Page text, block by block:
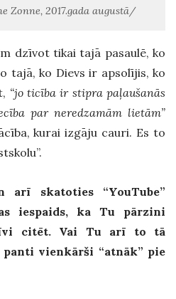
Zonne, 2017.gada augustā/
dzīvot tikai tajā pasaulē, ko
tajā, ko Dievs ir apsolījis, ko
“jo ticība ir stipra paļaušanās
par neredzamām lietām”
kurai izgāju cauri. Es to
skatoties “YouTube”
iespaids, ka Tu pārzini
citēt. Vai Tu arī to tā
vienkārši “atnāk” pie